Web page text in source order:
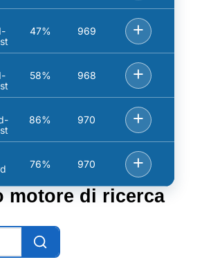
47% 969 +
58% 968 +
86% 970 +
76% 970 +
motore di ricerca